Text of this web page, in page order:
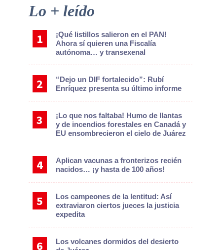
Primary
Lo + leído
¡Qué listillos salieron en el PAN!
Ahora sí quieren una Fiscalía
autónoma… y transexenal
“Dejo un DIF fortalecido”: Rubí
Enríquez presenta su último informe
¡Lo que nos faltaba! Humo de llantas
y de incendios forestales en Canadá y
EU ensombrecieron el cielo de Juárez
Aplican vacunas a fronterizos recién
nacidos… ¡y hasta de 100 años!
Los campeones de la lentitud: Así
extraviaron ciertos jueces la justicia
expedita
Los volcanes dormidos del desierto